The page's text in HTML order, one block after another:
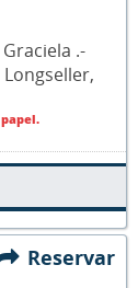
.-
Reservar